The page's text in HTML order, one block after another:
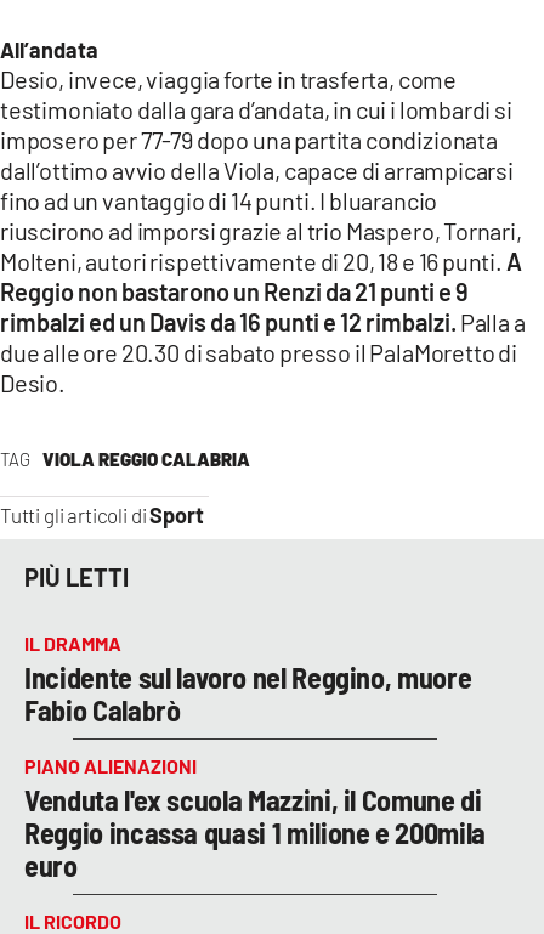
TAG VIOLA REGGIO CALABRIA
Tutti gli articoli diSport
All’andata
Desio, invece, viaggia forte in trasferta, come
testimoniato dalla gara d’andata, in cui i lombardi si
imposero per 77-79 dopo una partita condizionata
dall’ottimo avvio della Viola, capace di arrampicarsi
fino ad un vantaggio di 14 punti. I bluarancio
riuscirono ad imporsi grazie al trio Maspero, Tornari,
Molteni, autori rispettivamente di 20, 18 e 16 punti. A
Reggio non bastarono un Renzi da 21 punti e 9
rimbalzi ed un Davis da 16 punti e 12 rimbalzi. Palla a
due alle ore 20.30 di sabato presso il PalaMoretto di
Desio.
PIÙ LETTI
IL DRAMMA
Incidente sul lavoro nel Reggino, muore
Fabio Calabrò
PIANO ALIENAZIONI
Venduta l'ex scuola Mazzini, il Comune di
Reggio incassa quasi 1 milione e 200mila
euro
IL RICORDO